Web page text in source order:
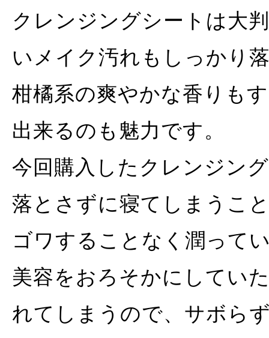
クレンジングシートは大
いメイク汚れもしっかり
柑橘系の爽やかな香りも
出来るのも魅力です。
今回購入したクレンジン
落とさずに寝てしまうこ
ゴワすることなく潤って
美容をおろそかにしてい
れてしまうので、サボら